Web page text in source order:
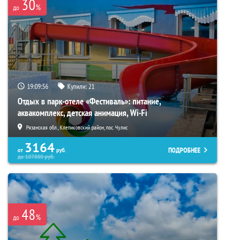
до 30%
19:09:55 Купили:21
Отдых в парк-отеле «Фестиваль»: питание,
аквакомплекс, детская анимация, Wi-Fi
Рязанская обл., Клепиковский район, пос. Чулис
от 3164 руб.
до107880руб.
ПОДРОБНЕЕ
до 48%